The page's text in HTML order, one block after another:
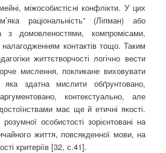
міжособистісні конфлікти. У цих
раціональність” (Ліпман) або
з домовленостями, компромісами,
контактів тощо. Таким
життєтворчості логічно вести
мислення, покликане виховувати
яка здатна мислити обґрунтовано,
контекстуально, але
має ще й етичні якості.
особистості зорієнтовані на
життя, повсякденної мови, на
критеріїв [32, с.41].